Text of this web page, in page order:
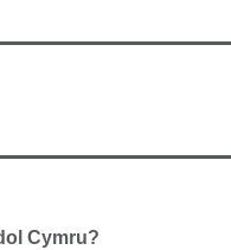
Cymru?